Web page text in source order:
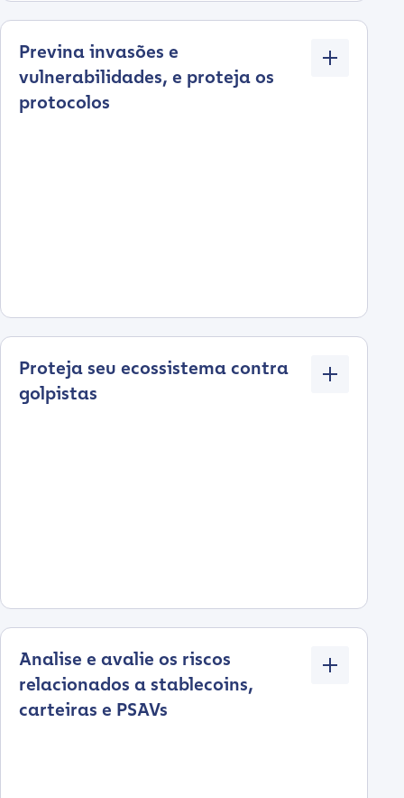
Previna invasões e
vulnerabilidades, e proteja os
protocolos
Proteja seu ecossistema contra
golpistas
Analise e avalie os riscos
relacionados a stablecoins,
carteiras e PSAVs